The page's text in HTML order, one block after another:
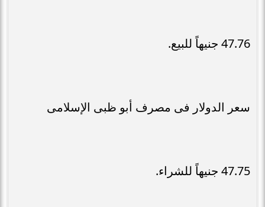
47.76 جنيهاً للبيع.
سعر الدولار فى مصرف أبو ظبى الإسلامى
47.75 جنيهاً للشراء.